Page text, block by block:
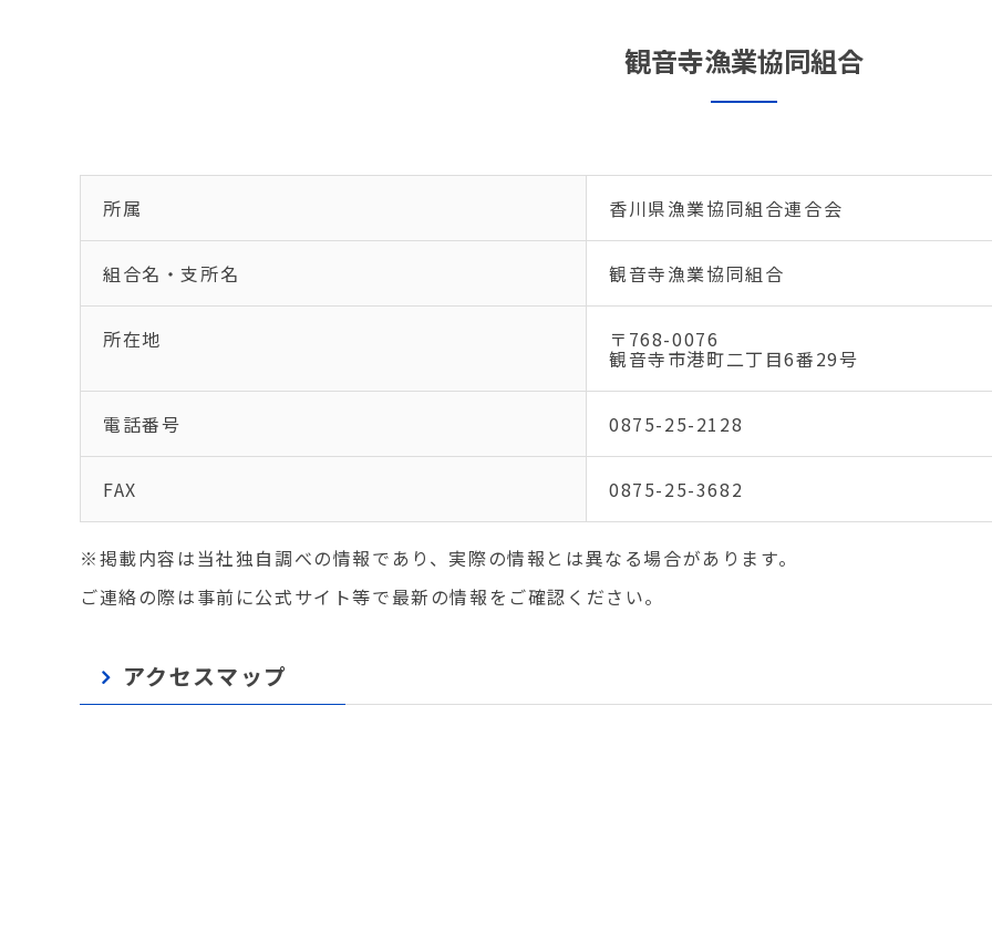
観音寺漁業協同組合
所属 香川県漁業協同組合連合会
組合名・支所名 観音寺漁業協同組合
所在地 〒768-0076
観音寺市港町二丁目6番29号
電話番号 0875-25-2128
FAX 0875-25-3682
※掲載内容は当社独自調べの情報であり、実際の情報とは異なる場合があります。
ご連絡の際は事前に公式サイト等で最新の情報をご確認ください。
アクセスマップ